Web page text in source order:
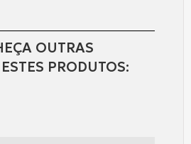
OUTRAS
PRODUTOS: